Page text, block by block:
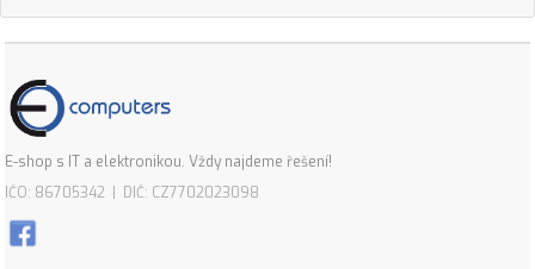
E-shop s IT a elektronikou. Vždy najdeme řešení!
IČO: 86705342 | DIČ: CZ7702023098